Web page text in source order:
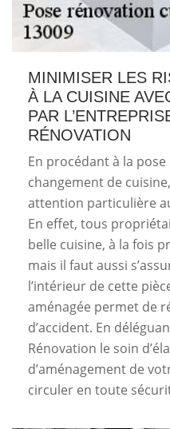
MINIMISER LES
À LA CUISINE
PAR
RÉNOVATION
En procédant à la
changement de
attention particulière
En effet, tous
belle cuisine, à la fois
mais il faut aussi
l’intérieur de cette
aménagée permet de
d’accident. En
Rénovation le soin
d’aménagement de
circuler en toute